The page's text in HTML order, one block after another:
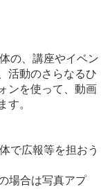
の、講座やイベン
活動のさらなるひ
ンを使って、動画
す。
で広報等を担おう
場合は写真アプ